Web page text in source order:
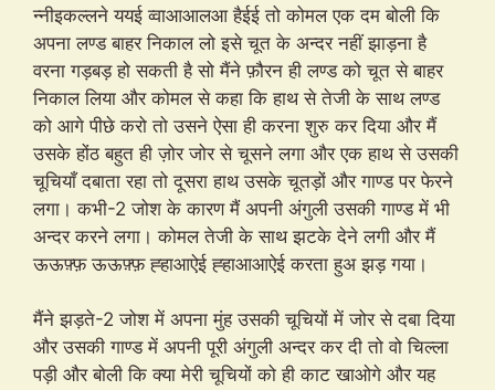
न्नीइकल्लने ययई व्वाआआलआ हैईई तो कोमल एक दम बोली कि
अपना लण्ड बाहर निकाल लो इसे चूत के अन्दर नहीं झाड़ना है
वरना गड़बड़ हो सकती है सो मैंने फ़ौरन ही लण्ड को चूत से बाहर
निकाल लिया और कोमल से कहा कि हाथ से तेजी के साथ लण्ड
को आगे पीछे करो तो उसने ऐसा ही करना शुरु कर दिया और मैं
उसके होंठ बहुत ही ज़ोर जोर से चूसने लगा और एक हाथ से उसकी
चूचियाँ दबाता रहा तो दूसरा हाथ उसके चूतड़ों और गाण्ड पर फेरने
लगा। कभी-2 जोश के कारण मैं अपनी अंगुली उसकी गाण्ड में भी
अन्दर करने लगा। कोमल तेजी के साथ झटके देने लगी और मैं
ऊऊफ़्फ़ ऊऊफ़्फ़ ह्हाआऐई ह्हाआआऐई करता हुअ झड़ गया।
मैंने झड़ते-2 जोश में अपना मुंह उसकी चूचियों में जोर से दबा दिया
और उसकी गाण्ड में अपनी पूरी अंगुली अन्दर कर दी तो वो चिल्ला
पड़ी और बोली कि क्या मेरी चूचियों को ही काट खाओगे और यह